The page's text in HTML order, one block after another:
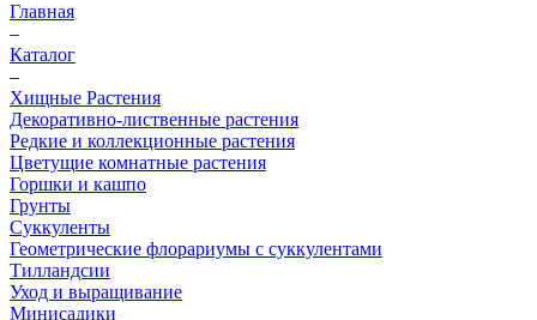
Главная
–
Каталог
–
Хищные Растения
Декоративно-лиственные растения
Редкие и коллекционные растения
Цветущие комнатные растения
Горшки и кашпо
Грунты
Суккуленты
Геометрические флорариумы с суккулентами
Тилландсии
Уход и выращивание
Минисадики